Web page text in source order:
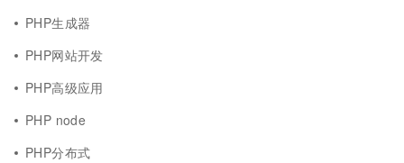
PHP生成器
PHP网站开发
PHP高级应用
PHP node
PHP分布式